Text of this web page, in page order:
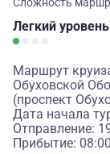
Легкий уровень
Маршрут
Обуховской
(проспект
Дата начала
Отправление:
Прибытие: